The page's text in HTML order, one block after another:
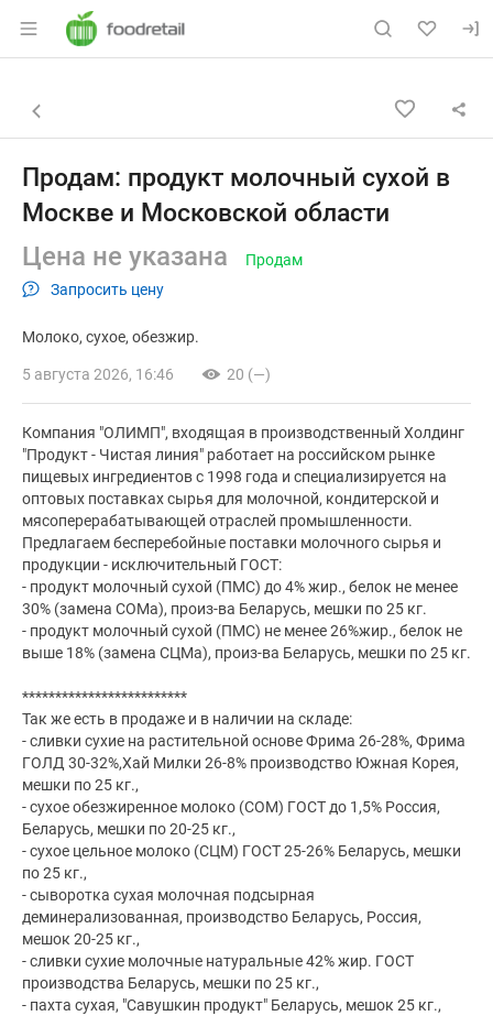
Раздел навигации по сайту
Объявление: Продам: продукт
Навигация и управление объявлением
Назад к списку объявлений
Продам: продукт молочный сухой в
Москве и Московской области
Цена не указана
Запросить цену
Продам
Молоко сухое обезжир.
5 августа 2026, 16:46 20 (—)
Компания "ОЛИМП", входящая в производственный Холдинг
"Продукт - Чистая линия" работает на российском рынке
пищевых ингредиентов с 1998 года и специализируется на
оптовых поставках сырья для молочной, кондитерской и
мясоперерабатывающей отраслей промышленности.
Предлагаем бесперебойные поставки молочного сырья и
продукции - исключительный ГОСТ:
- продукт молочный сухой (ПМС) до 4% жир., белок не менее
30% (замена СОМа), произ-ва Беларусь, мешки по 25 кг.
- продукт молочный сухой (ПМС) не менее 26%жир., белок не
выше 18% (замена СЦМа), произ-ва Беларусь, мешки по 25 кг.
*************************
Так же есть в продаже и в наличии на складе:
- сливки сухие на растительной основе Фрима 26-28%, Фрима
ГОЛД 30-32%,Хай Милки 26-8% производство Южная Корея,
мешки по 25 кг.,
- сухое обезжиренное молоко (СОМ) ГОСТ до 1,5% Россия,
Беларусь, мешки по 20-25 кг.,
- сухое цельное молоко (СЦМ) ГОСТ 25-26% Беларусь, мешки
по 25 кг.,
- сыворотка сухая молочная подсырная
деминерализованная, производство Беларусь, Россия,
мешок 20-25 кг.,
- сливки сухие молочные натуральные 42% жир. ГОСТ
производства Беларусь, мешки по 25 кг.,
- пахта сухая, "Савушкин продукт" Беларусь, мешок 25 кг.,